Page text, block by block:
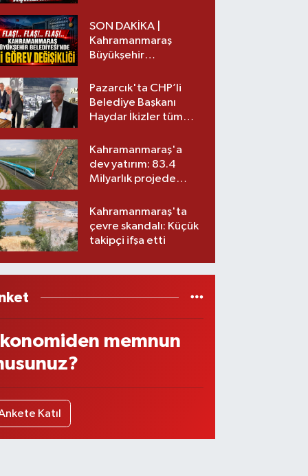
SON DAKİKA |
Kahramanmaraş
Büyükşehir
görev değişikliği!
Pazarcık'ta CHP’li
Belediye Başkanı
Haydar İkizler tüm
yeni partisi
Kahramanmaraş'a
dev yatırım: 83.4
Milyarlık projede
Kahramanmaraş'ta
çevre skandalı: Küçük
takipçi ifşa etti
memnun
Katıl